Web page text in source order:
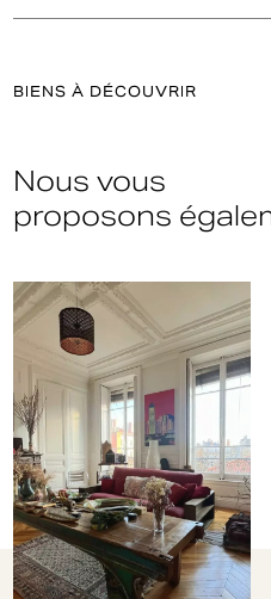
BIENS À DÉCOUVRIR
Nous vous
proposons